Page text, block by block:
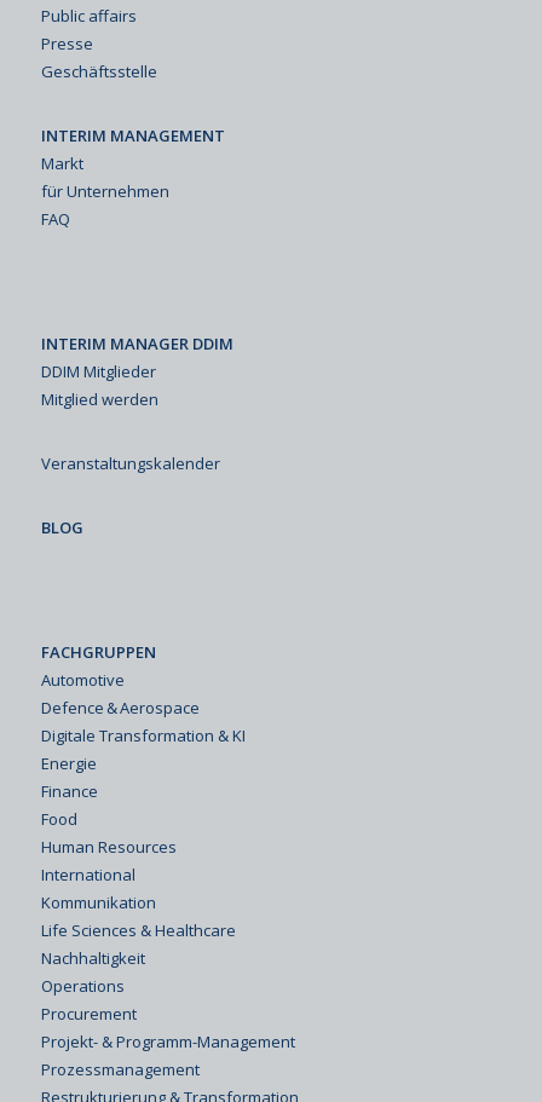
Public affairs
Presse
Geschäftsstelle
INTERIM MANAGEMENT
Markt
für Unternehmen
FAQ
INTERIM MANAGER DDIM
DDIM Mitglieder
Mitglied werden
Veranstaltungskalender
BLOG
FACHGRUPPEN
Automotive
Defence & Aerospace
Digitale Transformation & KI
Energie
Finance
Food
Human Resources
International
Kommunikation
Life Sciences & Healthcare
Nachhaltigkeit
Operations
Procurement
Projekt- & Programm-Management
Prozessmanagement
Restrukturierung & Transformation